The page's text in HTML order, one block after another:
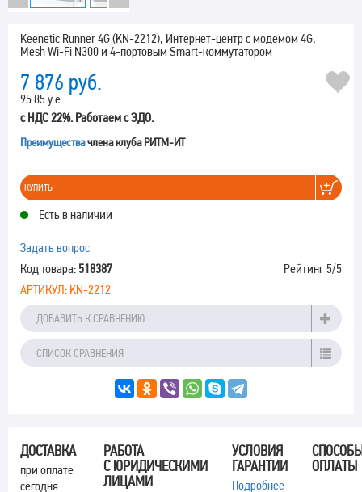
Keenetic Runner 4G (KN-2212), Интернет-центр с модемом 4G,
Mesh Wi-Fi N300 и 4-портовым Smart-коммутатором
7 876 руб.
95.85 у.е.
с НДС 22%. Работаем с ЭДО.
Преимуществачлена клуба РИТМ-ИТ
КУПИТЬ
Есть в наличии
Задать вопрос
Рейтинг 5/5
Код товара:518387
АРТИКУЛ: KN-2212
ДОБАВИТЬ К СРАВНЕНИЮ
СПИСОК СРАВНЕНИЯ
ДОСТАВКА
при оплате
сегодня
РАБОТА
С ЮРИДИЧЕСКИМИ
ЛИЦАМИ
УСЛОВИЯ
ГАРАНТИИ
Подробнее
ОПЛАТЫ
—